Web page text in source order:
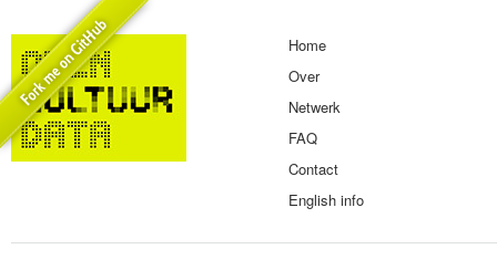
Home
Over
Netwerk
FAQ
Contact
English info